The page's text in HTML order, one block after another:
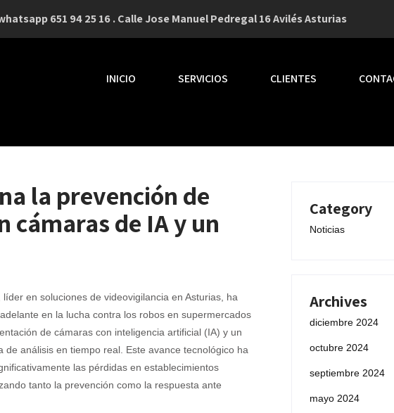
651 94 25 16 . Calle Jose Manuel Pedregal 16 Avilés Asturias
INICIO SERVICIOS CLIENTES
la prevención de
cámaras de IA y un
, líder en soluciones de videovigilancia en Asturias, ha
en la lucha contra los robos en supermercados
de cámaras con inteligencia artificial (IA) y un
de análisis en tiempo real. Este avance tecnológico ha
las pérdidas en establecimientos
tanto la prevención como la respuesta ante
Category
Noticias
Archives
diciembre 2024
octubre 2024
septiembre 2024
mayo 2024